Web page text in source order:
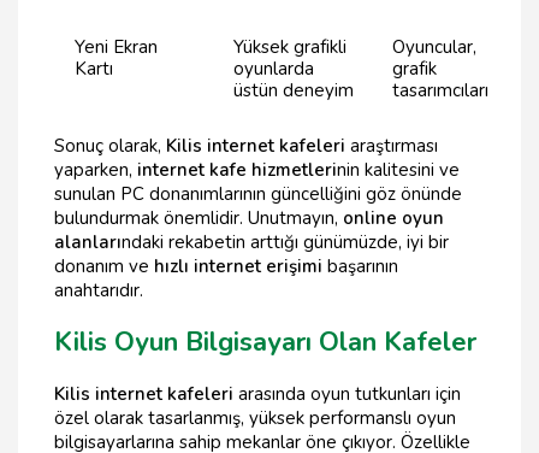
Yeni Ekran
Kartı
Yüksek grafikli
oyunlarda
üstün deneyim
Oyuncular,
grafik
tasarımcıları
Sonuç olarak, Kilis internet kafeleri araştırması
yaparken, internet kafe hizmetlerinin kalitesini ve
sunulan PC donanımlarının güncelliğini göz önünde
bulundurmak önemlidir. Unutmayın, online oyun
alanlarındaki rekabetin arttığı günümüzde, iyi bir
donanım ve hızlı internet erişimi başarının
anahtarıdır.
Kilis Oyun Bilgisayarı Olan Kafeler
Kilis internet kafeleri arasında oyun tutkunları için
özel olarak tasarlanmış, yüksek performanslı oyun
bilgisayarlarına sahip mekanlar öne çıkıyor. Özellikle